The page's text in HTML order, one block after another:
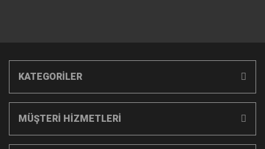
KATEGORİLER
MÜŞTERİ HİZMETLERİ